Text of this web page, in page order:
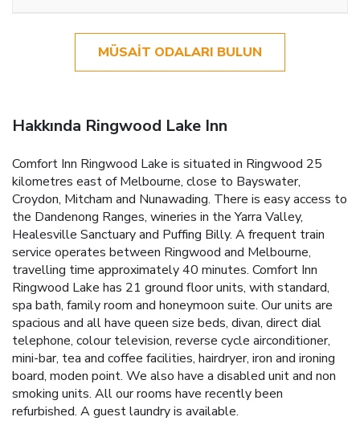
MÜSAIT ODALARI BULUN
Hakkında Ringwood Lake Inn
Comfort Inn Ringwood Lake is situated in Ringwood 25
kilometres east of Melbourne, close to Bayswater,
Croydon, Mitcham and Nunawading. There is easy access to
the Dandenong Ranges, wineries in the Yarra Valley,
Healesville Sanctuary and Puffing Billy. A frequent train
service operates between Ringwood and Melbourne,
travelling time approximately 40 minutes. Comfort Inn
Ringwood Lake has 21 ground floor units, with standard,
spa bath, family room and honeymoon suite. Our units are
spacious and all have queen size beds, divan, direct dial
telephone, colour television, reverse cycle airconditioner,
mini-bar, tea and coffee facilities, hairdryer, iron and ironing
board, moden point. We also have a disabled unit and non
smoking units. All our rooms have recently been
refurbished. A guest laundry is available.